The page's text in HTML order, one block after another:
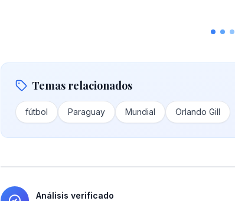
Temas relacionados
fútbol Paraguay Mundial Orlando Gill
Análisis verificado